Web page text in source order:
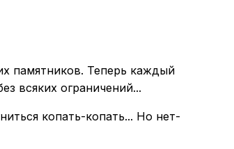
памятников. Теперь каждый
всяких ограничений...
копать-копать... Но нет-